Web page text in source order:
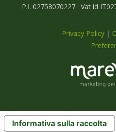
P.I. 02758070227 · Vat id
Privacy Policy |
Informativa sulla raccolta